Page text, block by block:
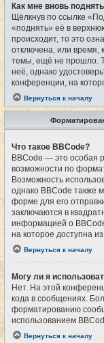
Как мне вновь
Щёлкнув по ссылке
«поднять» её в
происходит, то это
отключена, или время,
темы, ещё не прошло.
неё, однако
конференции, на
Вернуться к началу
Что такое BBCode?
BBCode — это особая
возможности по
Возможность
однако BBCode также
форме для его
заключаются в
информацией о
на которое доступна
Вернуться к началу
Могу ли я
Нет. На этой
кода в сообщениях.
форматированию
использованием
Вернуться к началу